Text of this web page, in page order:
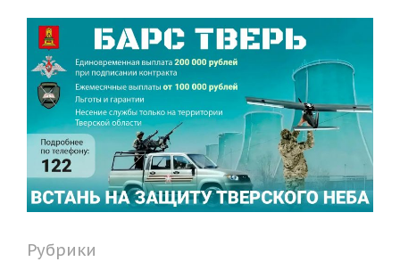
Рубрики